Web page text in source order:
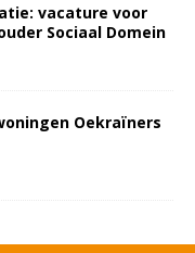
vacature voor
Sociaal Domein
Oekraïners